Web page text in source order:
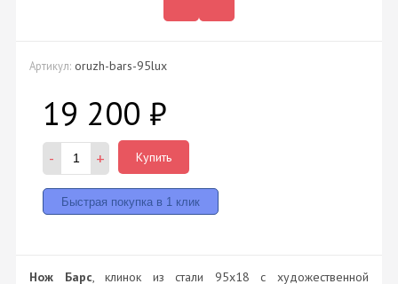
Артикул: oruzh-bars-95lux
19 200 ₽
- + Купить
Нож Барс, клинок из стали 95х18 с художественной